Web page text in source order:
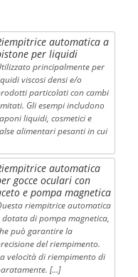
automatica a
per liquidi
principalmente per
viscosi densi e/o
particolati con cambi
Gli esempi includono
liquidi, cosmetici e
alimentari pesanti in cui
automatica
gocce oculari con
e pompa magnetica
riempitrice automatica
dotata di pompa magnetica,
può garantire la
del riempimento.
velocità di riempimento di
[…]